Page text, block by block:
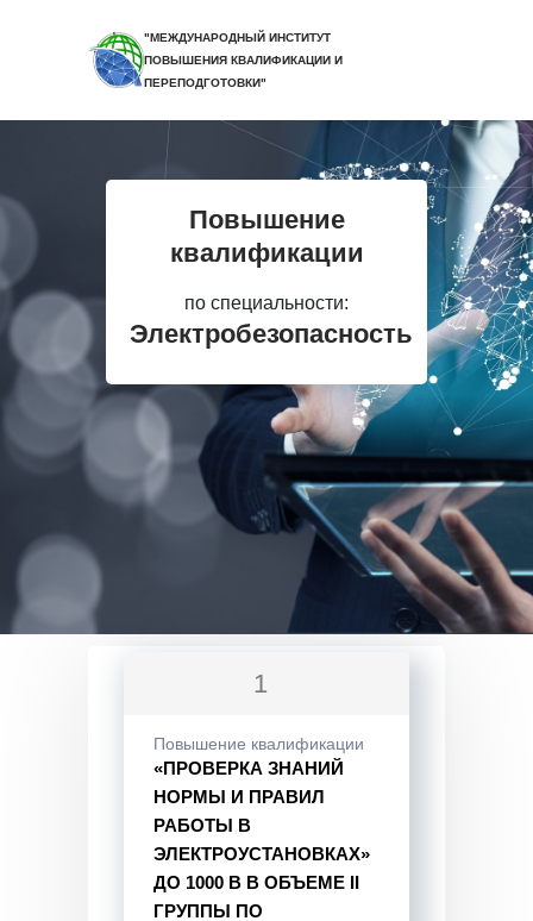
"МЕЖДУНАРОДНЫЙ ИНСТИТУТ
ПОВЫШЕНИЯ КВАЛИФИКАЦИИ И
ПЕРЕПОДГОТОВКИ"
Повышение
квалификации
по специальности:
Электробезопасность
1
Повышение квалификации
«ПРОВЕРКА ЗНАНИЙ
НОРМЫ И ПРАВИЛ
РАБОТЫ В
ЭЛЕКТРОУСТАНОВКАХ»
ДО 1000 В В ОБЪЕМЕ II
ГРУППЫ ПО